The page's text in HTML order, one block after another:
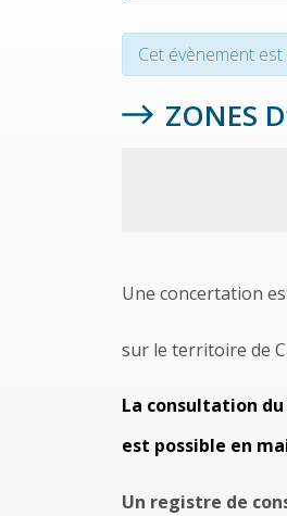
Cet évènement est
ZONES
Une concertation
sur le territoire de
La consultation du
est possible en
Un registre de